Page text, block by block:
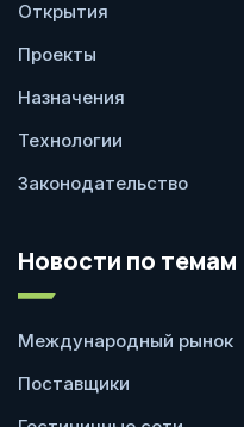
Открытия
Проекты
Назначения
Технологии
Законодательство
Новости по темам
Международный рынок
Поставщики